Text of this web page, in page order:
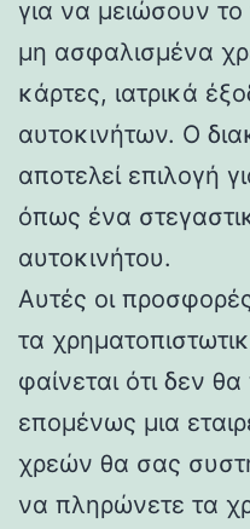
για να μειώσουν
μη ασφαλισμένα
κάρτες, ιατρικά
αυτοκινήτων. Ο
αποτελεί επιλογή
όπως ένα
αυτοκινήτου.
Αυτές οι
τα
φαίνεται ότι δεν
επομένως μια
χρεών θα σας
να πληρώνετε τα